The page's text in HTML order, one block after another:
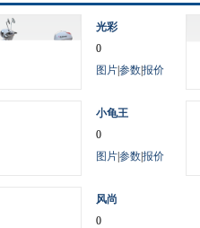
光彩
0
图片参数报价
小龟王
0
图片参数报价
风尚
0